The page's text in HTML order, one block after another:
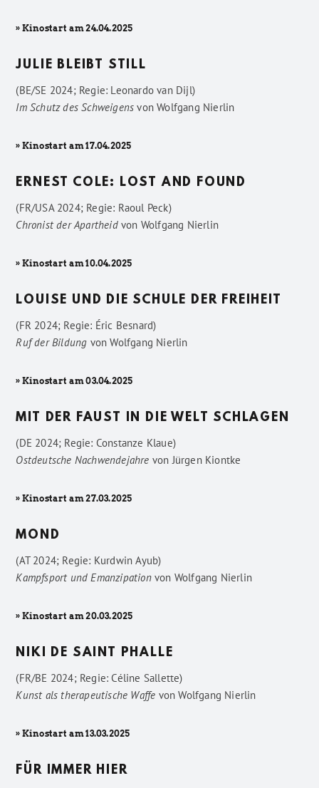
» Kinostart am 24.04.2025
JULIE BLEIBT STILL
(BE/SE 2024; Regie: Leonardo van Dijl)
Im Schutz des Schweigens vonWolfgang Nierlin
» Kinostart am 17.04.2025
ERNEST COLE: LOST AND FOUND
(FR/USA 2024; Regie: Raoul Peck)
Chronist der Apartheidvon Wolfgang Nierlin
» Kinostart am 10.04.2025
LOUISE UND DIE SCHULE DER FREIHEIT
(FR 2024; Regie: Éric Besnard)
Ruf der Bildung vonWolfgang Nierlin
» Kinostart am 03.04.2025
MIT DER FAUST IN DIE WELT SCHLAGEN
(DE 2024; Regie: Constanze Klaue)
Ostdeutsche Nachwendejahre vonJürgen Kiontke
» Kinostart am 27.03.2025
MOND
(AT 2024; Regie: Kurdwin Ayub)
Kampfsport und Emanzipationvon Wolfgang Nierlin
» Kinostart am 20.03.2025
NIKI DE SAINT PHALLE
(FR/BE 2024; Regie: Céline Sallette)
Kunst als therapeutische Waffe vonWolfgang Nierlin
» Kinostart am 13.03.2025
FÜR IMMER HIER